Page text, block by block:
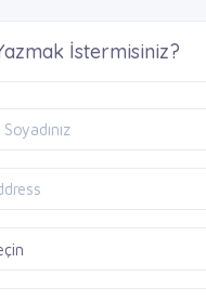
İstermisiniz?